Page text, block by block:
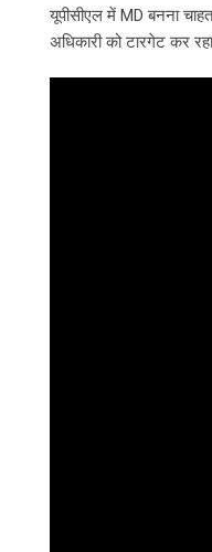
यूपीसीएल में MD बनना
अधिकारी को टारगेट कर